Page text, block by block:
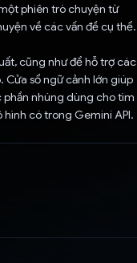
phiên trò chuyện từ
về các vấn đề cụ thể.
cũng như để hỗ trợ các
Cửa sổ ngữ cảnh lớn giúp
phần nhúng dùng cho tìm
có trong Gemini API.